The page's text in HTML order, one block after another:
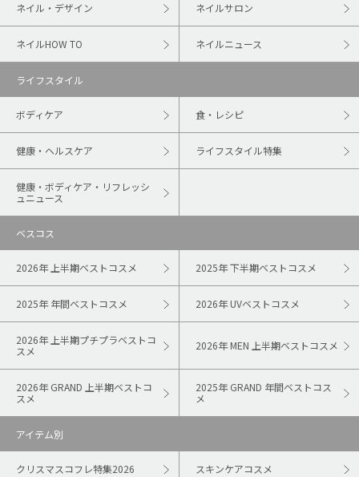
ネイル・デザイン ネイルサロン
ネイルHOW TO ネイルニュース
ライフスタイル
ボディケア 食・レシピ
健康・ヘルスケア ライフスタイル特集
健康・ボディケア・リフレッシ
ュニュース
ベスコス
2026年 上半期ベストコスメ 2025年 下半期ベストコスメ
2025年 年間ベストコスメ 2026年 UVベストコスメ
2026年 上半期プチプラベストコ
スメ
2026年 MEN 上半期ベストコスメ
2026年 GRAND 上半期ベストコ
スメ
2025年 GRAND 年間ベストコス
メ
アイテム別
クリスマスコフレ特集2026 スキンケアコスメ